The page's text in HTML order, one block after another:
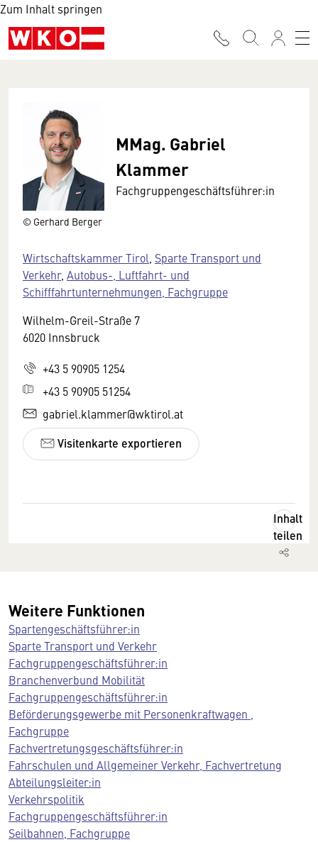
Zum Inhalt springen
© Gerhard Berger
MMag. Gabriel
Klammer
Fachgruppengeschäftsführer:in
Wirtschaftskammer Tirol Sparte Transport und
Verkehr, Autobus-, Luftfahrt- und
Schifffahrtunternehmungen, Fachgruppe
Wilhelm-Greil-Straße 7
6020 Innsbruck
+43 5 90905 1254
+43 5 90905 51254
gabriel.klammer@wktirol.at
Visitenkarte exportieren
Inhalt
teilen
Weitere Funktionen
Spartengeschäftsführer:in
Sparte Transport und Verkehr
Fachgruppengeschäftsführer:in
Branchenverbund Mobilität
Fachgruppengeschäftsführer:in
Beförderungsgewerbe mit Personenkraftwagen ,
Fachgruppe
Fachvertretungsgeschäftsführer:in
Fahrschulen und Allgemeiner Verkehr, Fachvertretung
Abteilungsleiter:in
Verkehrspolitik
Fachgruppengeschäftsführer:in
Seilbahnen, Fachgruppe